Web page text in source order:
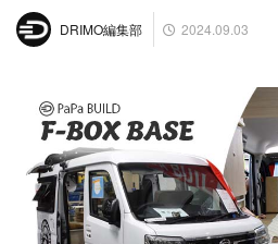
DRIMO編集部 2024.09.03